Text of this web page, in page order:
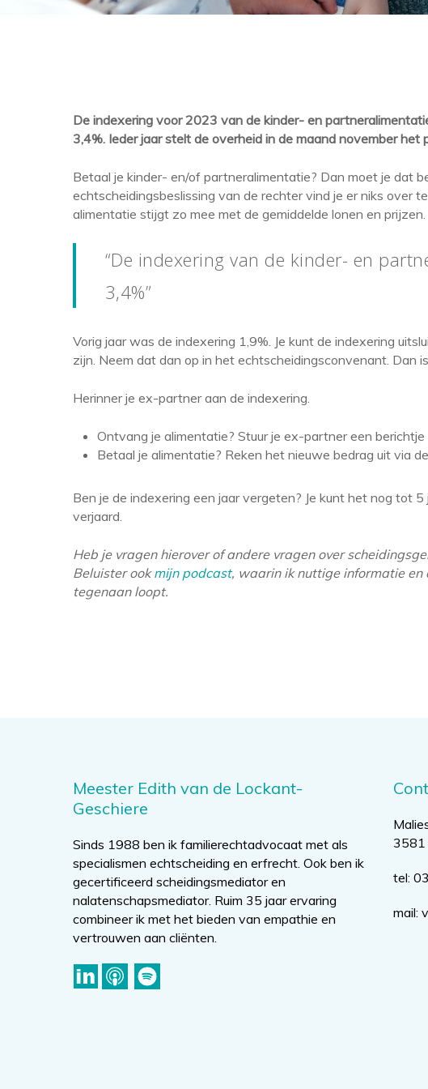
De indexering voor 2023 van de kinder- en
3,4%. Ieder jaar stelt de overheid in de maand november het
Betaal je kinder- en/of partneralimentatie? Dan moet je dat
echtscheidingsbeslissing van de rechter vind je er niks over
alimentatie stijgt zo mee met de gemiddelde lonen en prijzen.
“De indexering van de kinder- en
3,4%”
Vorig jaar was de indexering 1,9%. Je kunt de indexering
zijn. Neem dat dan op in het echtscheidingsconvenant. Dan
Herinner je ex-partner aan de indexering.
Ontvang je alimentatie? Stuur je ex-partner een
Betaal je alimentatie? Reken het nieuwe bedrag uit via
Ben je de indexering een jaar vergeten? Je kunt het nog tot
verjaard.
Heb je vragen hierover of andere vragen over
Beluister ookmijn podcast, waarin ik nuttige informatie en
tegenaan loopt.
Meester Edith van de Lockant-
Geschiere
Sinds 1988 ben ik familierechtadvocaat met als
specialismen echtscheiding en erfrecht. Ook ben ik
gecertificeerd scheidingsmediator en
nalatenschapsmediator. Ruim 35 jaar ervaring
combineer ik met het bieden van empathie en
vertrouwen aan cliënten.
3581
tel:
mail: